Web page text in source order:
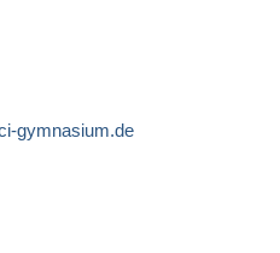
gymnasium.de